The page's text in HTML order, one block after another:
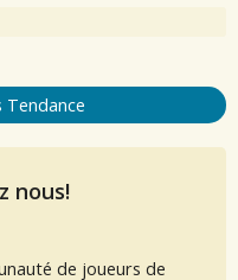
nous!
de joueurs de